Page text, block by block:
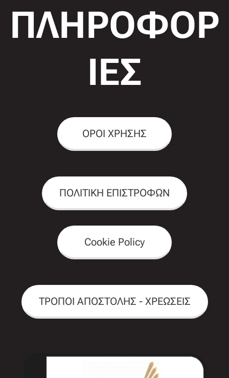
ΠΛΗΡΟΦΟΡ
ΙΕΣ
ΟΡΟΙ ΧΡΗΣΗΣ
ΠΟΛΙΤΙΚΗ ΕΠΙΣΤΡΟΦΩΝ
Cookie Policy
ΤΡΟΠΟΙ ΑΠΟΣΤΟΛΗΣ - ΧΡΕΩΣΕΙΣ